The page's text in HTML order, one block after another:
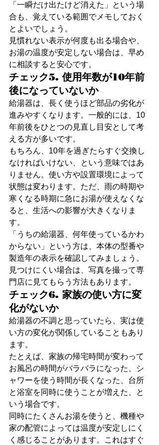
「一瞬だけ出たけど消えた」という場
合も、覚えている範囲でメモしておく
とよいでしょう。
見慣れない表示が何度も出る場合や、
お湯の温度が安定しない場合は、早め
に相談すると安心です。
チェック5. 使用年数が10年前
後になっていないか
給湯器は、長く使うほど部品の劣化が
進みやすくなります。一般的には、10
年前後をひとつの見直し目安として考
える方が多いです。
もちろん、10年を過ぎたらすぐ交換し
なければいけない、という意味ではあ
りません。使い方や設置環境によって
状態は変わります。ただ、雨の時期や
寒くなる時期に急にお湯が使えなくな
ると、生活への影響が大きくなりま
す。
「うちの給湯器、何年使っているかわ
からない」という方は、本体の型番や
製造年の表示を確認してみましょう。
見つけにくい場合は、写真を撮って専
門店に見てもらう方法もあります。
チェック6. 家族の使い方に変
化がないか
給湯器の不調と思っていたら、実は使
い方の変化が関係していることもあり
ます。
たとえば、家族の帰宅時間が変わって
お風呂の時間がバラバラになった、シ
ャワーを使う時間が長くなった、台所
と浴室を同時に使うことが増えた、と
いう場合です。
同時にたくさんお湯を使うと、機種や
家の配管によっては温度が安定しにく
く感じることがあります。これはすぐ